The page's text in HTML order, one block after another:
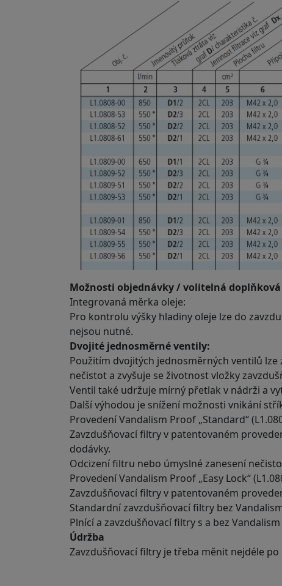
Možnosti objednávky / volitelná
Integrovaná měrka oleje:
Pro kontrolu výšky hladiny oleje lze do
nejsou nutné.
Dvojité jednosměrné ventily:
Použitím dvojitých jednosměrných ventilů
nečistot a zvyšuje se životnost vložky
Ventil také udržuje mírný přetlak v nádrži a
Další výhodou je snížení možnosti vnikání
Provedení Vandalism Proof „Standard“
Zavzdušňovací filtry v patentovaném
dodávky.
Odcizení filtru nebo úmyslné zanesení
Provedení Vandalism Proof „Easy Lock“
Zavzdušňovací filtry v patentovaném
Standardní zavzdušňovací filtry bez
Plnící a zavzdušňovací filtry s a bez
Údržba
Zavzdušňovací filtry je třeba měnit nejdéle